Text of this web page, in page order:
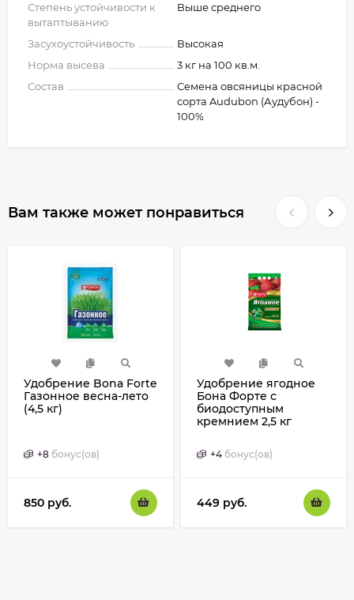
Степень устойчивости к
вытаптыванию
Выше среднего
Засухоустойчивость
Высокая
Норма высева
3 кг на 100 кв.м.
Состав
Семена овсяницы красной
сорта Audubon (Аудубон) -
100%
Вам также может понравиться
Удобрение Bona Forte
Газонное весна-лето
(4,5 кг)
+8 бонус(ов)
850 руб.
Удобрение ягодное
Бона Форте с
биодоступным
кремнием 2,5 кг
+4 бонус(ов)
449 руб.